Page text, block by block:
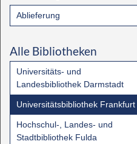
Ablieferung
Alle Bibliotheken
Universitäts- und
Landesbibliothek Darmstadt
Universitätsbibliothek Frankfurt
Hochschul-, Landes- und
Stadtbibliothek Fulda